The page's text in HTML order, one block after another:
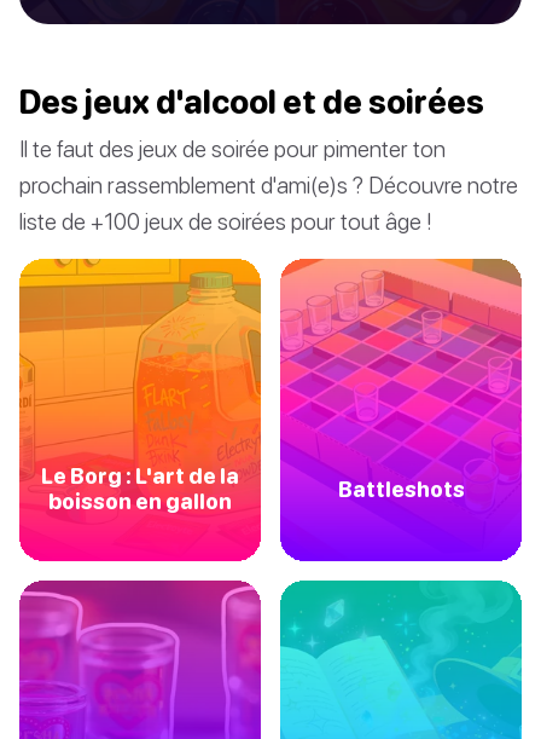
Des jeux d'alcool et de soirées
Il te faut des jeux de soirée pour pimenter ton
prochain rassemblement d'ami(e)s ? Découvre notre
liste de +100 jeux de soirées pour tout âge !
Le Borg : L'art de la
boisson en gallon
Battleshots